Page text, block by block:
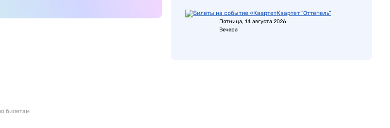
Квартет "Оттепель"
Пятница, 14 августа 2026
Вечера
билетам